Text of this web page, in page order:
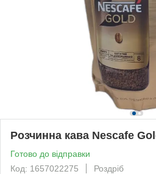
Розчинна кава Nescafe
Готово до відправки
Код: 1657022275
Роздріб